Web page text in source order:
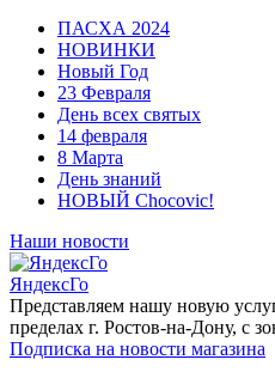
ПАСХА 2024
НОВИНКИ
Новый Год
23 Февраля
День всех святых
14 февраля
8 Марта
День знаний
НОВЫЙ Chocovic!
Наши новости
ЯндексГо
Представляем нашу новую
пределах г. Ростов-на-Дону, с
Подписка на новости магазина